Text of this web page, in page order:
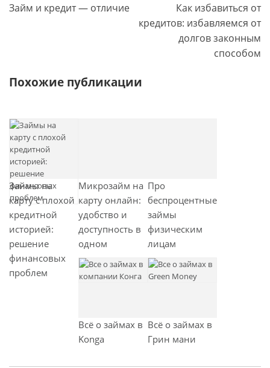
П
д
а
я
з
а
п
и
с
ь
Займ и кредит — отличие
С
л
е
с
Как избавиться от
кредитов: избавляемся от
долгов законным
способом
Похожие публикации
Займы на
карту с плохой
кредитной
историей:
решение
финансовых
проблем
Микрозайм на
карту онлайн:
удобство и
доступность в
одном
Про
беспроцентные
займы
физическим
лицам
Всё о займах в
Konga
Всё о займах в
Грин мани